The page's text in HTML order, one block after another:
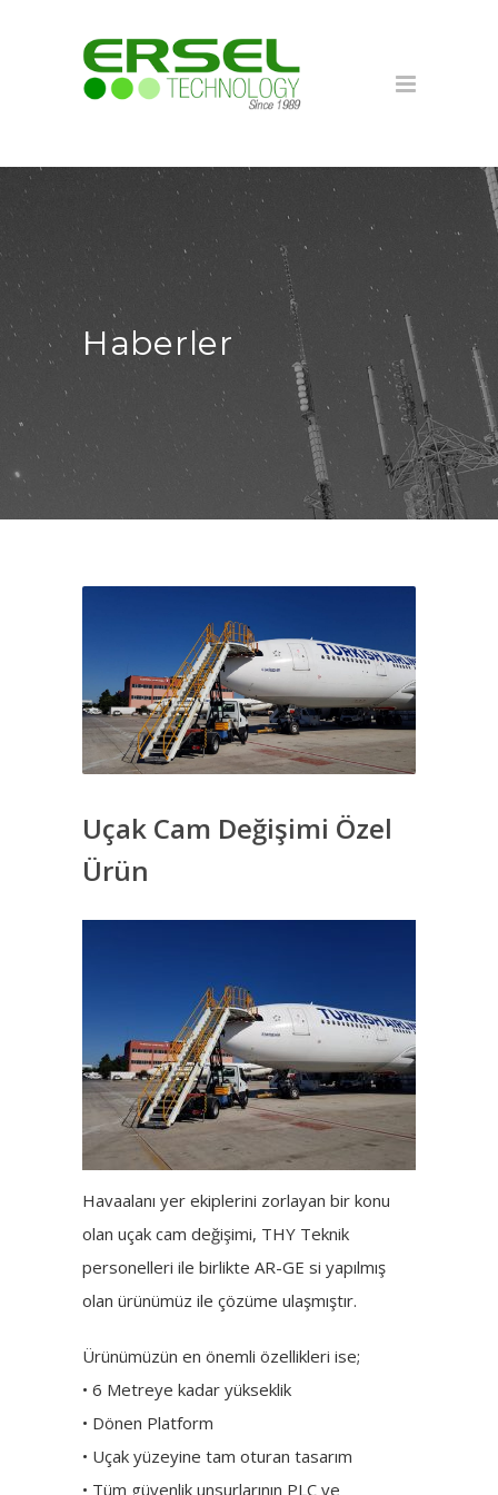
Haberler
Uçak Cam Değişimi Özel
Ürün
Havaalanı yer ekiplerini zorlayan bir konu
olan uçak cam değişimi, THY Teknik
personelleri ile birlikte AR-GE si yapılmış
olan ürünümüz ile çözüme ulaşmıştır.
Ürünümüzün en önemli özellikleri ise;
• 6 Metreye kadar yükseklik
• Dönen Platform
• Uçak yüzeyine tam oturan tasarım
• Tüm güvenlik unsurlarının PLC ve